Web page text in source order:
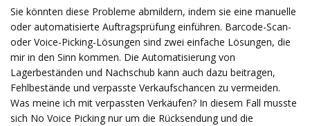
Sie könnten diese Probleme abmildern, indem sie eine manuelle
oder automatisierte Auftragsprüfung einführen. Barcode-Scan-
oder Voice-Picking-Lösungen sind zwei einfache Lösungen, die
mir in den Sinn kommen. Die Automatisierung von
Lagerbeständen und Nachschub kann auch dazu beitragen,
Fehlbestände und verpasste Verkaufschancen zu vermeiden.
Was meine ich mit verpassten Verkäufen? In diesem Fall musste
sich No Voice Picking nur um die Rücksendung und die